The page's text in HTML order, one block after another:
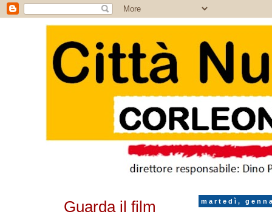
martedì,
Guarda il film